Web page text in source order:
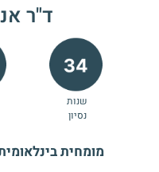
ד"ר
שנות
נסיון
מומחית